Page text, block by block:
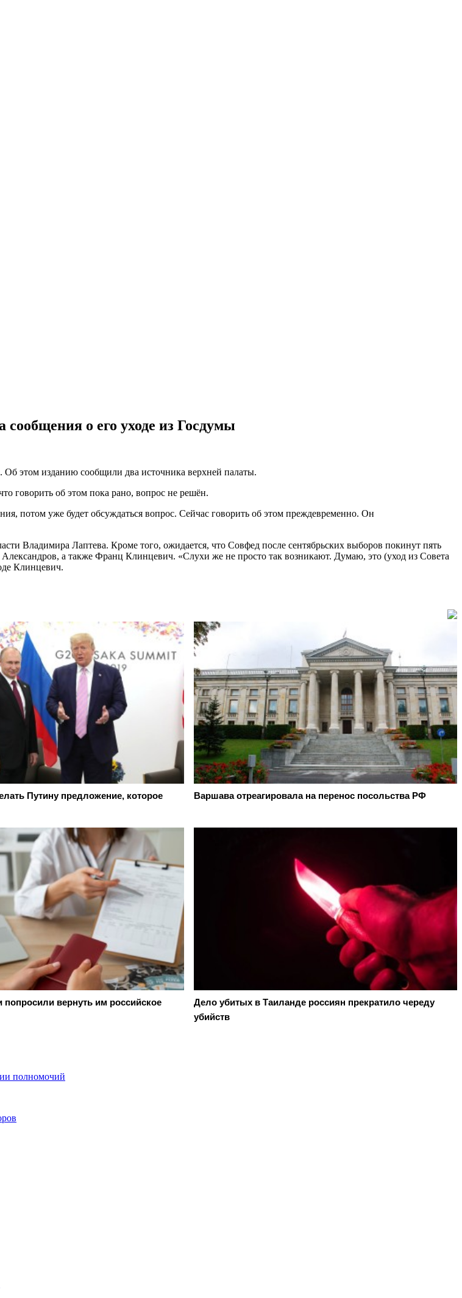
о его уходе из Госдумы
этом изданию сообщили два источника верхней палаты.
говорить об этом пока рано, вопрос не решён.
потом уже будет обсуждаться вопрос. Сейчас говорить об этом преждевременно. Он
Владимира Лаптева. Кроме того, ожидается, что Совфед после сентябрьских выборов покинут пять
а также Франц Клинцевич. «Слухи же не просто так возникают. Думаю, это (уход из Совета
Клинцевич.
Путину предложение, которое
Варшава отреагировала на перенос посольства РФ
вернуть им российское
Дело убитых в Таиланде россиян прекратило череду
убийств
полномочий